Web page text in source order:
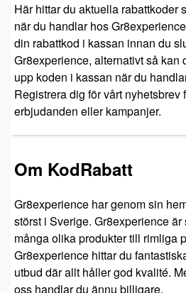
Här hittar du aktuella rabattkoder
när du handlar hos
din rabattkod i kassan innan du
Gr8experience, alternativt så kan
upp koden i kassan när du
Registrera dig för vårt nyhetsbrev
erbjudanden eller kampanjer.
Om KodRabatt
Gr8experience har genom sin
störst i Sverige. Gr8experience
många olika produkter till rimliga
Gr8experience hittar du
utbud där allt håller god kvalité.
oss handlar du ännu billigare.